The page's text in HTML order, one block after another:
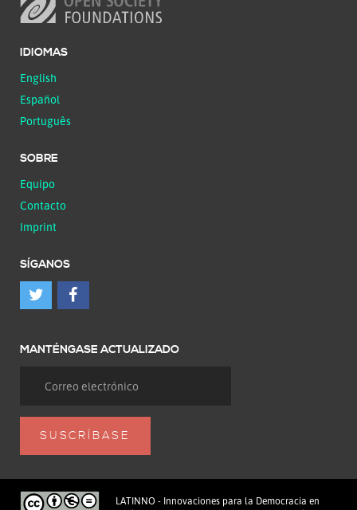
IDIOMAS
English
Español
Português
SOBRE
Equipo
Contacto
Imprint
SÍGANOS
MANTÉNGASE ACTUALIZADO
LATINNO - Innovaciones para la Democracia en